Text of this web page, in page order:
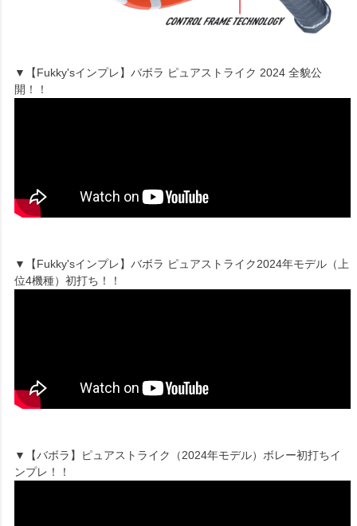
▼【Fukky'sインプレ】バボラ ピュアストライク 2024 全貌公
開！！
▼【Fukky'sインプレ】バボラ ピュアストライク2024年モデル（上
位4機種）初打ち！！
▼【バボラ】ピュアストライク（2024年モデル）ボレー初打ちイ
ンプレ！！